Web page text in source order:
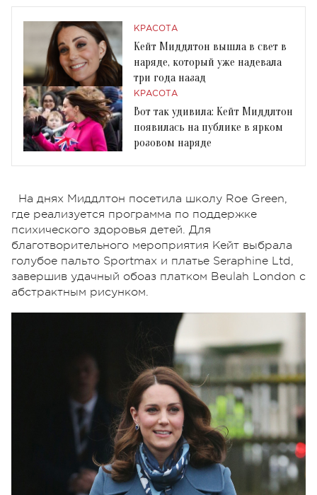
КРАСОТА
Кейт Миддлтон вышла в свет в
наряде, который уже надевала
три года назад
КРАСОТА
Вот так удивила: Кейт Миддлтон
появилась на публике в ярком
розовом наряде
На днях Миддлтон посетила школу Roe Green,
где реализуется программа по поддержке
психического здоровья детей. Для
благотворительного мероприятия Кейт выбрала
голубое пальто Sportmax и платье Seraphine Ltd,
завершив удачный обоаз платком Beulah London с
абстрактным рисунком.